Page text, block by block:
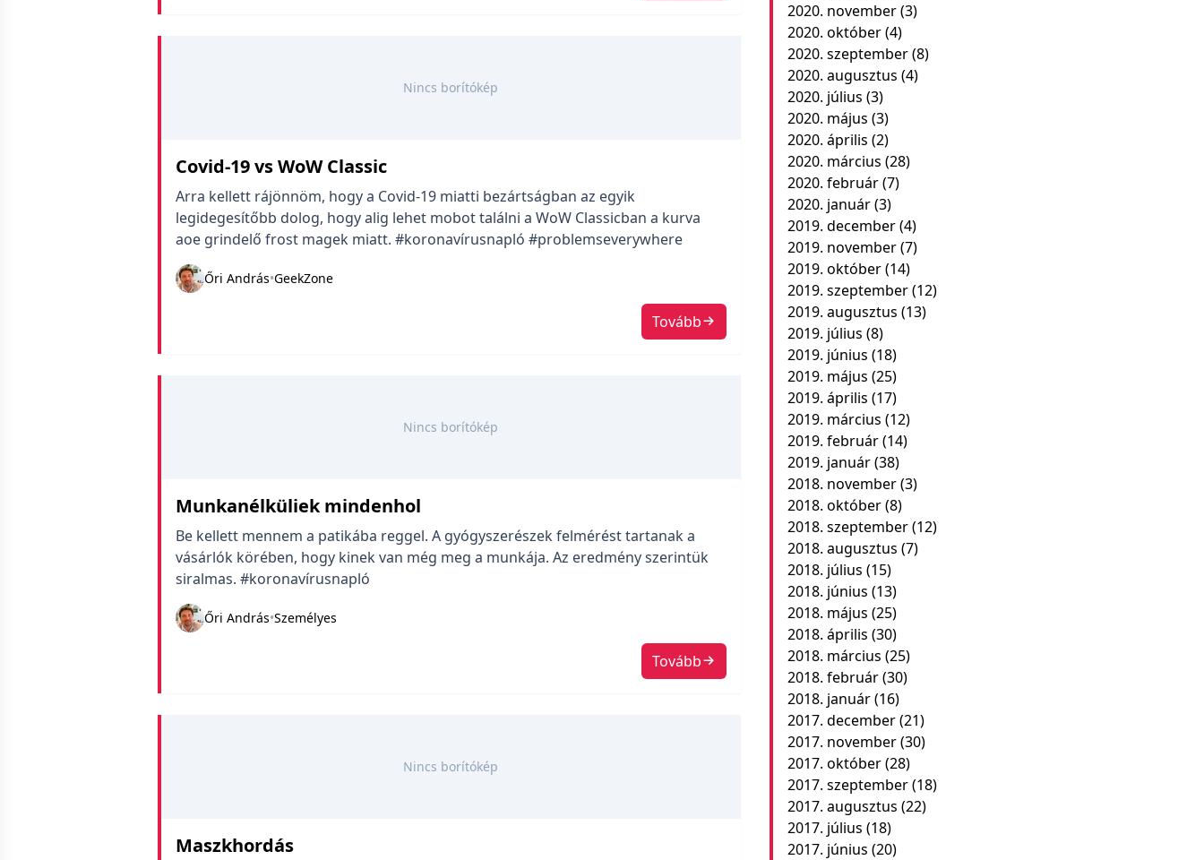
Nincs borítókép
Covid-19 vs WoW Classic
Arra kellett rájönnöm, hogy a Covid-19 miatti bezártságban az egyik
legidegesítőbb dolog, hogy alig lehet mobot találni a WoW Classicban a kurva
aoe grindelő frost magek miatt. #koronavírusnapló #problemseverywhere
Őri András•GeekZone
Tovább
Nincs borítókép
Munkanélküliek mindenhol
Be kellett mennem a patikába reggel. A gyógyszerészek felmérést tartanak a
vásárlók körében, hogy kinek van még meg a munkája. Az eredmény szerintük
siralmas. #koronavírusnapló
Őri András•Személyes
Tovább
Nincs borítókép
Maszkhordás
2020. november(3)
2020. október(4)
2020. szeptember(8)
2020. augusztus (4)
2020. július (3)
2020. május (3)
2020. április (2)
2020. március (28)
2020. február(7)
2020. január(3)
2019. december(4)
2019. november(7)
2019. október(14)
2019. szeptember(12)
2019. augusztus (13)
2019. július (8)
2019. június (18)
2019. május (25)
2019. április (17)
2019. március (12)
2019. február(14)
2019. január(38)
2018. november(3)
2018. október(8)
2018. szeptember(12)
2018. augusztus (7)
2018. július (15)
2018. június (13)
2018. május (25)
2018. április (30)
2018. március (25)
2018. február(30)
2018. január(16)
2017. december(21)
2017. november(30)
2017. október(28)
2017. szeptember(18)
2017. augusztus (22)
2017. július (18)
2017. június (20)